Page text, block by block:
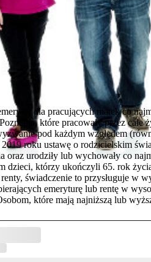
dla pracujących matek co
które pracowały przez
pod każdym względem
roku ustawę o rodzicielskim
oraz urodziły lub wychowały co
dzieci, którzy ukończyli 65. rok
świadczenie to przysługuje w
emeryturę lub rentę w
które mają najniższą lub